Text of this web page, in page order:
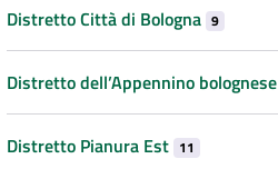
Distretto Città di Bologna 9
Distretto dell’Appennino bolognese
Distretto Pianura Est 11